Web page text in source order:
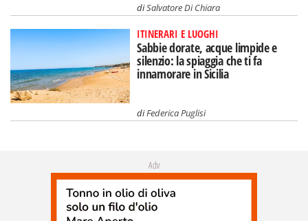
diSalvatore Di Chiara
ITINERARI E LUOGHI
Sabbie dorate, acque limpide e
silenzio: la spiaggia che ti fa
innamorare in Sicilia
diFederica Puglisi
Adv